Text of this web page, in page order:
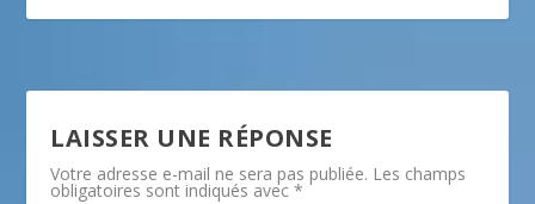
LAISSER UNE RÉPONSE
Votre adresse e-mail ne sera pas publiée. Les champs
obligatoires sont indiqués avec*